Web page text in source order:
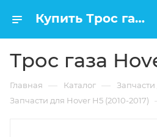
Купить Трос газа Hover H5 в Москве по низкой цене
Трос газа
Главная — Каталог — Запчасти
Запчасти для Hover H5 (2010-2017)